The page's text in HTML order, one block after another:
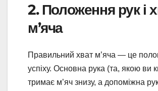
2. Положення рук і
м’яча
Правильний хват м’яча — це
успіху. Основна рука (та, якою ви
тримає м’яч знизу, а допоміжна